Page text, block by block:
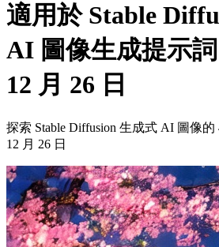
適用於 Stable
AI 圖像生成提示
12 月 26 日
探索 Stable Diffusion 生成式 AI 圖像
12 月 26 日